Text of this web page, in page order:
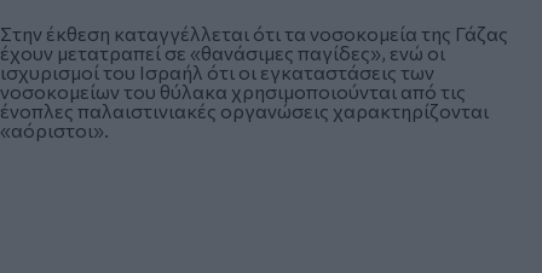
Στην έκθεση καταγγέλλεται ότι τα νοσοκομεία της Γάζας
έχουν μετατραπεί σε «θανάσιμες παγίδες», ενώ οι
ισχυρισμοί του Ισραήλ ότι οι εγκαταστάσεις των
νοσοκομείων του θύλακα χρησιμοποιούνται από τις
ένοπλες παλαιστινιακές οργανώσεις χαρακτηρίζονται
«αόριστοι».